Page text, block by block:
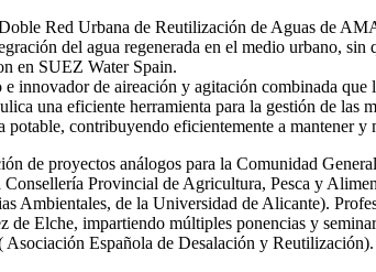
Red Urbana de Reutilización de Aguas de
del agua regenerada en el medio urbano,
en SUEZ Water Spain.
innovador de aireación y agitación combinada
una eficiente herramienta para la gestión de
contribuyendo eficientemente a mantener y
de proyectos análogos para la Comunidad
Provincial de Agricultura, Pesca y
de la Universidad de Alicante).
Elche, impartiendo múltiples ponencias y
Española de Desalación y Reutilización).